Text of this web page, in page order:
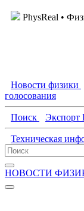
PhysReal •
Новости физики
голосования
Поиск Экспорт
Техническая
НОВОСТИ